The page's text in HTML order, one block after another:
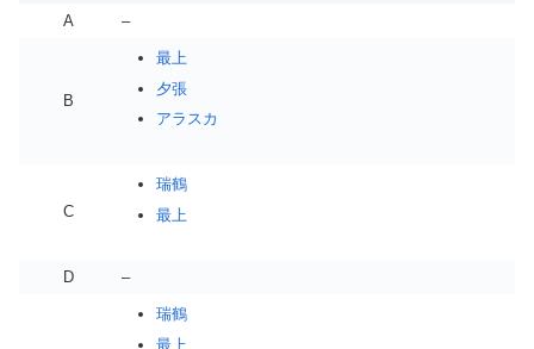
A
–
B
最上
夕張
アラスカ
C
瑞鶴
最上
D –
瑞鶴
最上